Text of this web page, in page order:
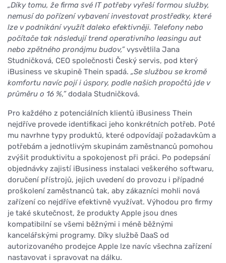
„Díky tomu, že firma své IT potřeby vyřeší formou služby,
nemusí do pořízení vybavení investovat prostředky, které
lze v podnikání využít daleko efektivněji. Telefony nebo
počítače tak následují trend operativního leasingu aut
nebo zpětného pronájmu budov,”vysvětlila Jana
Studničková, CEO společnosti Český servis, pod který
iBusiness ve skupině Thein spadá. „Se službou se kromě
komfortu navíc pojí i úspory, podle našich propočtů jde v
průměru o 16 %,”dodala Studničková.
Pro každého z potenciálních klientů iBusiness Thein
nejdříve provede identifikaci jeho konkrétních potřeb. Poté
mu navrhne typy produktů, které odpovídají požadavkům a
potřebám a jednotlivým skupinám zaměstnanců pomohou
zvýšit produktivitu a spokojenost při práci. Po podepsání
objednávky zajistí iBusiness instalaci veškerého softwaru,
doručení přístrojů, jejich uvedení do provozu i případné
proškolení zaměstnanců tak, aby zákazníci mohli nová
zařízení co nejdříve efektivně využívat. Výhodou pro firmy
je také skutečnost, že produkty Apple jsou dnes
kompatibilní se všemi běžnými i méně běžnými
kancelářskými programy. Díky službě DaaS od
autorizovaného prodejce Apple lze navíc všechna zařízení
nastavovat i spravovat na dálku.